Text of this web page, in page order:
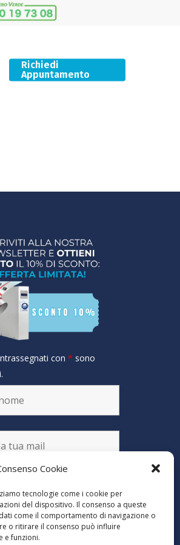
Cookie
tecnologie come i cookie per
del dispositivo. Il consenso a queste
come il comportamento di navigazione o
o ritirare il consenso può influire
e funzioni.
Richiedi
Appuntamento
con* sono
l'informativa alla
privacy